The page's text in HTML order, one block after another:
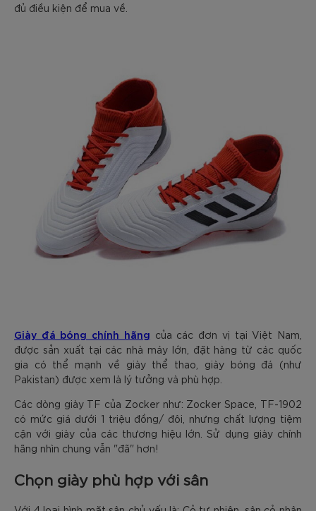
đủ điều kiện để mua về.
Giày đá bóng chính hãng của các đơn vị tại Việt Nam,
được sản xuất tại các nhà máy lớn, đặt hàng từ các quốc
gia có thể mạnh về giày thể thao, giày bóng đá (như
Pakistan) được xem là lý tưởng và phù hợp.
Các dòng giày TF của Zocker như: Zocker Space, TF-1902
có mức giá dưới 1 triệu đồng/ đôi, nhưng chất lượng tiệm
cận với giày của các thương hiệu lớn. Sử dụng giày chính
hãng nhìn chung vẫn "đã" hơn!
Chọn giày phù hợp với sân